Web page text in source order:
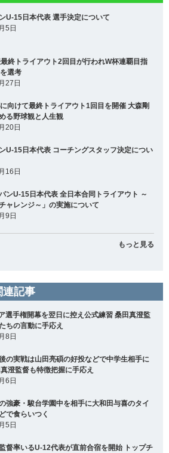
U-15日本代表 選手決定について
5日
終トライアウト2回目が行われW杯連覇目指
選考
27日
向けて最終トライアウト1回目を開催 大森剛
る野球観と人生観
20日
U-15日本代表 コーチングスタッフ決定につい
16日
パンU-15日本代表 全日本合同トライアウト ～
ャレンジ～」の実施について
9日
もっと見る
連記事
選手権開幕を翌日に控え公式練習 桑田真澄監
ちの言動に手応え
8日
の実戦は山田亮碩の好投などで中学生相手に
澄監督も特徴把握に手応え
6日
強豪・駿台学園中を相手に大和田与喜のタイ
で食らいつく
5日
督率いるU-12代表が直前合宿を開始 トップチ